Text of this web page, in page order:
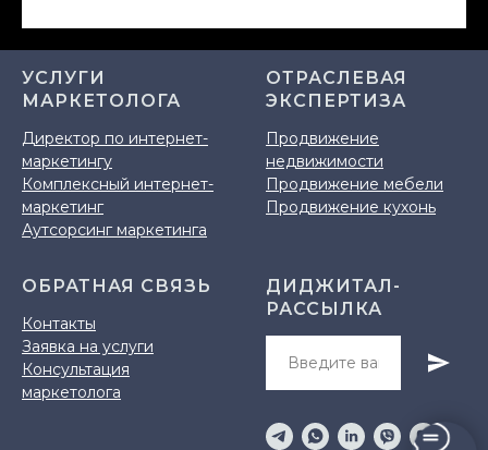
УСЛУГИ
МАРКЕТОЛОГА
Директор по интернет-
маркетингу
Комплексный интернет-
маркетинг
Аутсорсинг маркетинга
ОТРАСЛЕВАЯ
ЭКСПЕРТИЗА
Продвижение
недвижимости
Продвижение мебели
Продвижение кухонь
ОБРАТНАЯ СВЯЗЬ
Контакты
Заявка на услуги
Консультация
маркетолога
ДИДЖИТАЛ-
РАССЫЛКА